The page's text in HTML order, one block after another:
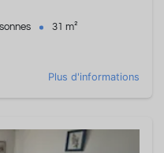
31 m²
Plus d'informations